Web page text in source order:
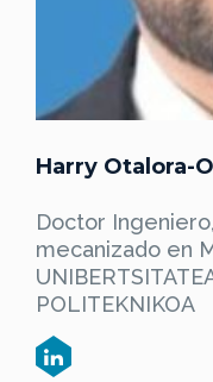
Harry Otalora-
Doctor
mecanizado en
POLITEKNIKOA